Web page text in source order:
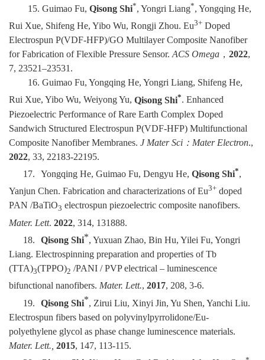
15. Guimao Fu, Qisong Shi*, Yongri Liang*, Yongqing He,
Rui Xue, Shifeng He, Yibo Wu, Rongji Zhou. Eu3+ Doped
Electrospun P(VDF-HFP)/GO Multilayer Composite Nanofiber
for Fabrication of Flexible Pressure Sensor.ACS Omega ， 2022,
7, 23521–23531.
16. Guimao Fu, Yongqing He, Yongri Liang, Shifeng He,
Rui Xue, Yibo Wu, Weiyong Yu, Qisong Shi*. Enhanced
Piezoelectric Performance of Rare Earth Complex Doped
Sandwich Structured Electrospun P(VDF-HFP) Multifunctional
Composite Nanofiber Membranes. J Mater Sci ： Mater Electron.,
2022, 33, 22183-22195.
17.
Yongqing He, Guimao Fu, Dengyu He, Qisong Shi*,
Yanjun Chen. Fabrication and characterizations of Eu3+ doped
PAN /BaTiO3 electrospun piezoelectric composite nanofibers.
Mater. Lett. 2022, 314, 131888.
18.
Qisong Shi*, Yuxuan Zhao, Bin Hu, Yilei Fu, Yongri
Liang. Electrospinning preparation and properties of Tb
(TTA)3(TPPO)2 /PANI / PVP electrical – luminescence
bifunctional nanofibers. Mater. Lett., 2017, 208, 3-6.
19.
Qisong Shi*, Zirui Liu, Xinyi Jin, Yu Shen, Yanchi Liu.
Electrospun fibers based on polyvinylpyrrolidone/Eu-
polyethylene glycol as phase change luminescence materials.
Mater. Lett., 2015, 147, 113-115.